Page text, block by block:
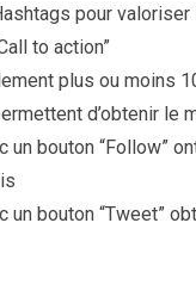
pour valoriser
to action”
plus ou moins
d’obtenir le
un bouton “Follow”
un bouton “Tweet”